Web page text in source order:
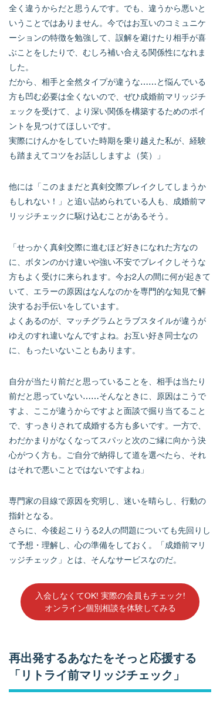
全く違うからだと思うんです。でも、違うから悪いと
いうことではありません。今ではお互いのコミュニケ
ーションの特徴を勉強して、誤解を避けたり相手が喜
ぶことをしたりで、むしろ補い合える関係性になれま
した。
だから、相手と全然タイプが違うな……と悩んでいる
方も凹む必要は全くないので、ぜひ成婚前マリッジチ
ェックを受けて、より深い関係を構築するためのポイ
ントを見つけてほしいです。
実際にけんかをしていた時期を乗り越えた私が、経験
も踏まえてコツをお話ししますよ（笑）」
他には「このままだと真剣交際ブレイクしてしまうか
もしれない！」と追い詰められている人も、成婚前マ
リッジチェックに駆け込むことがあるそう。
「せっかく真剣交際に進むほど好きになれた方なの
に、ボタンのかけ違いや強い不安でブレイクしそうな
方もよく受けに来られます。今お2人の間に何が起きて
いて、エラーの原因はなんなのかを専門的な知見で解
決するお手伝いをしています。
よくあるのが、マッチグラムとラブスタイルが違うが
ゆえのすれ違いなんですよね。お互い好き同士なの
に、もったいないこともあります。
自分が当たり前だと思っていることを、相手は当たり
前だと思っていない……そんなときに、原因はこうで
すよ、ここが違うからですよと面談で掘り当てること
で、すっきりされて成婚する方も多いです。一方で、
わだかまりがなくなってスパッと次のご縁に向かう決
心がつく方も。ご自分で納得して道を選べたら、それ
はそれで悪いことではないですよね」
専門家の目線で原因を究明し、迷いを晴らし、行動の
指針となる。
さらに、今後起こりうる2人の問題についても先回りし
て予想・理解し、心の準備をしておく。「成婚前マリ
ッジチェック」とは、そんなサービスなのだ。
入会しなくてOK! 実際の会員もチェック!
オンライン個別相談を体験してみる
再出発するあなたをそっと応援する
「リトライ前マリッジチェック」